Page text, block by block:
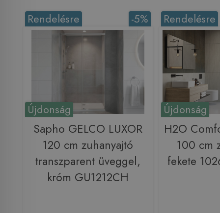
Újdonság
-5%
Rendelésre
Sapho GELCO LUXOR
120 cm zuhanyajtó
transzparent üveggel,
króm GU1212CH
Újdonság
Rendelésre
H2O
100 cm
fekete